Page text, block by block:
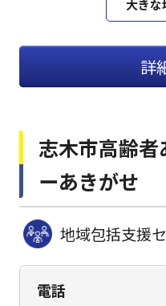
大きな
詳
志木市高齢
ーあきがせ
地域包括支援
電話